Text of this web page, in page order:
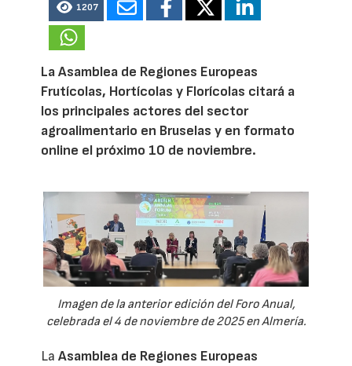
1207
La Asamblea de Regiones Europeas
Frutícolas, Hortícolas y Florícolas citará a
los principales actores del sector
agroalimentario en Bruselas y en formato
online el próximo 10 de noviembre.
Imagen de la anterior edición del Foro Anual,
celebrada el 4 de noviembre de 2025 en Almería.
LaAsamblea de Regiones Europeas